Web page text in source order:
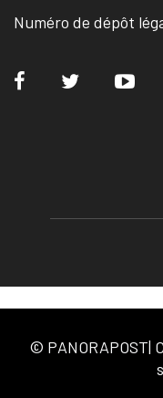
© PANORAPOST|